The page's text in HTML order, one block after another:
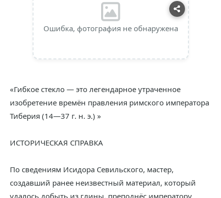
Ошибка, фотография не обнаружена
«Гибкое стекло — это легендарное утраченное
изобретение времён правления римского императора
Тиберия (14—37 г. н. э.) »
ИСТОРИЧЕСКАЯ СПРАВКА
По сведениям Исидора Севильского, мастер,
создавший ранее неизвестный материал, который
удалось добыть из глины, преподнёс императору